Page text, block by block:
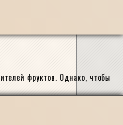
фруктов. Однако, чтобы